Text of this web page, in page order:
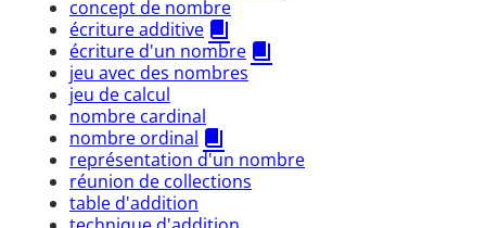
concept de nombre
écriture additive
écriture d'un nombre
jeu avec des nombres
jeu de calcul
nombre cardinal
nombre ordinal
représentation d'un nombre
réunion de collections
table d'addition